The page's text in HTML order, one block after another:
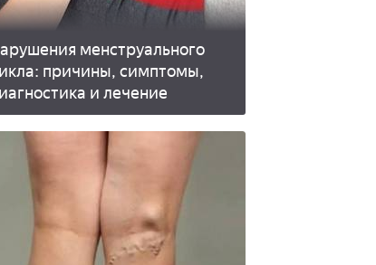
менструального
причины, симптомы,
и лечение